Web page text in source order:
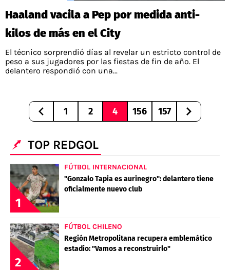
Haaland vacila a Pep por medida anti-
kilos de más en el City
El técnico sorprendió días al revelar un estricto control de
peso a sus jugadores por las fiestas de fin de año. El
delantero respondió con una...
1 2 4 156 157
TOP REDGOL
1
FÚTBOL INTERNACIONAL
"Gonzalo Tapia es aurinegro": delantero tiene
oficialmente nuevo club
2
FÚTBOL CHILENO
Región Metropolitana recupera emblemático
estadio: "Vamos a reconstruirlo"